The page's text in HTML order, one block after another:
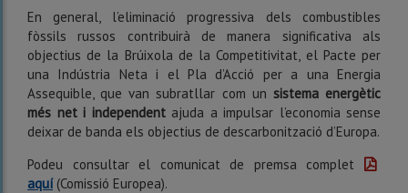
En general, l’eliminació progressiva dels combustibles
fòssils russos contribuirà de manera significativa als
objectius de la Brúixola de la Competitivitat, el Pacte per
una Indústria Neta i el Pla d’Acció per a una Energia
Assequible, que van subratllar com un sistema energètic
més net i independentajuda a impulsar l’economia sense
deixar de banda els objectius de descarbonització d’Europa.
Podeu consultar el comunicat de premsa complet
aquí (Comissió Europea).